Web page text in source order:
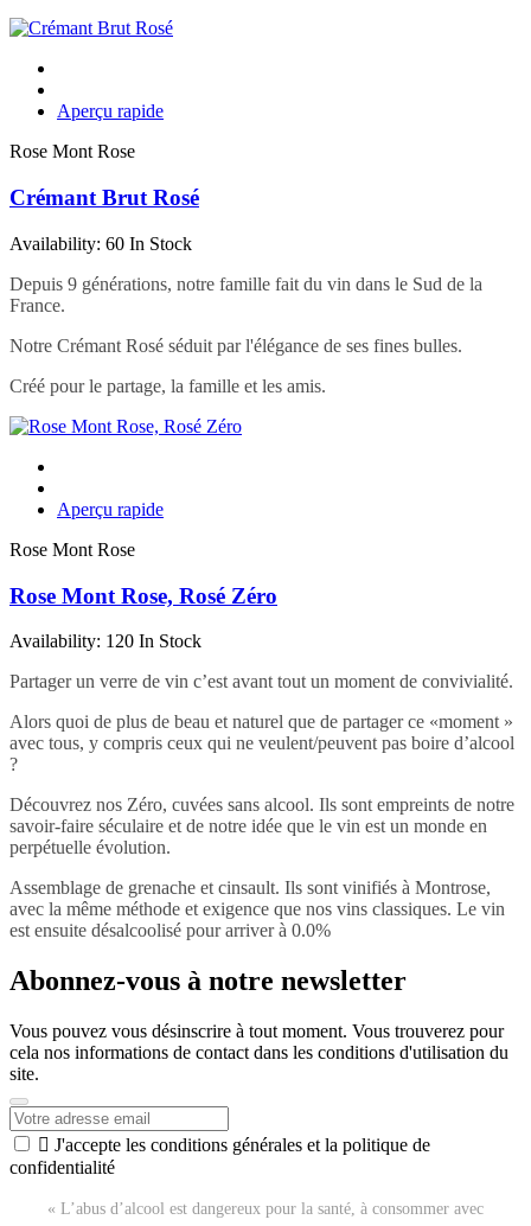
Aperçu rapide
Rose Mont Rose
Crémant Brut Rosé
Availability: 60 In Stock
Depuis 9 générations, notre famille fait du vin dans le Sud de la
France.
Notre Crémant Rosé séduit par l'élégance de ses fines bulles.
Créé pour le partage, la famille et les amis.
Aperçu rapide
Rose Mont Rose
Rose Mont Rose, Rosé Zéro
Availability: 120 In Stock
Partager un verre de vin c’est avant tout un moment de convivialité.
Alors quoi de plus de beau et naturel que de partager ce «moment »
avec tous, y compris ceux qui ne veulent/peuvent pas boire d’alcool
?
Découvrez nos Zéro, cuvées sans alcool. Ils sont empreints de notre
savoir-faire séculaire et de notre idée que le vin est un monde en
perpétuelle évolution.
Assemblage de grenache et cinsault. Ils sont vinifiés à Montrose,
avec la même méthode et exigence que nos vins classiques. Le vin
est ensuite désalcoolisé pour arriver à 0.0%
Abonnez-vous à notre newsletter
Vous pouvez vous désinscrire à tout moment. Vous trouverez pour
cela nos informations de contact dans les conditions d'utilisation du
site.
 J'accepte les conditions générales et la politique de
confidentialité
« L’abus d’alcool est dangereux pour la santé, à consommer avec